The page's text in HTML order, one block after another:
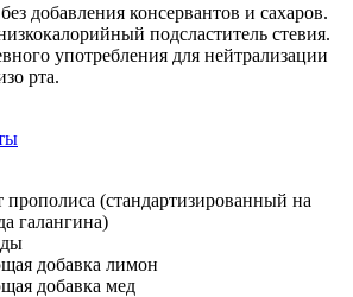
добавления консервантов и сахаров.
подсластитель стевия.
употребления для нейтрализации
рта.
прополиса (стандартизированный на
галангина)
добавка лимон
добавка мед